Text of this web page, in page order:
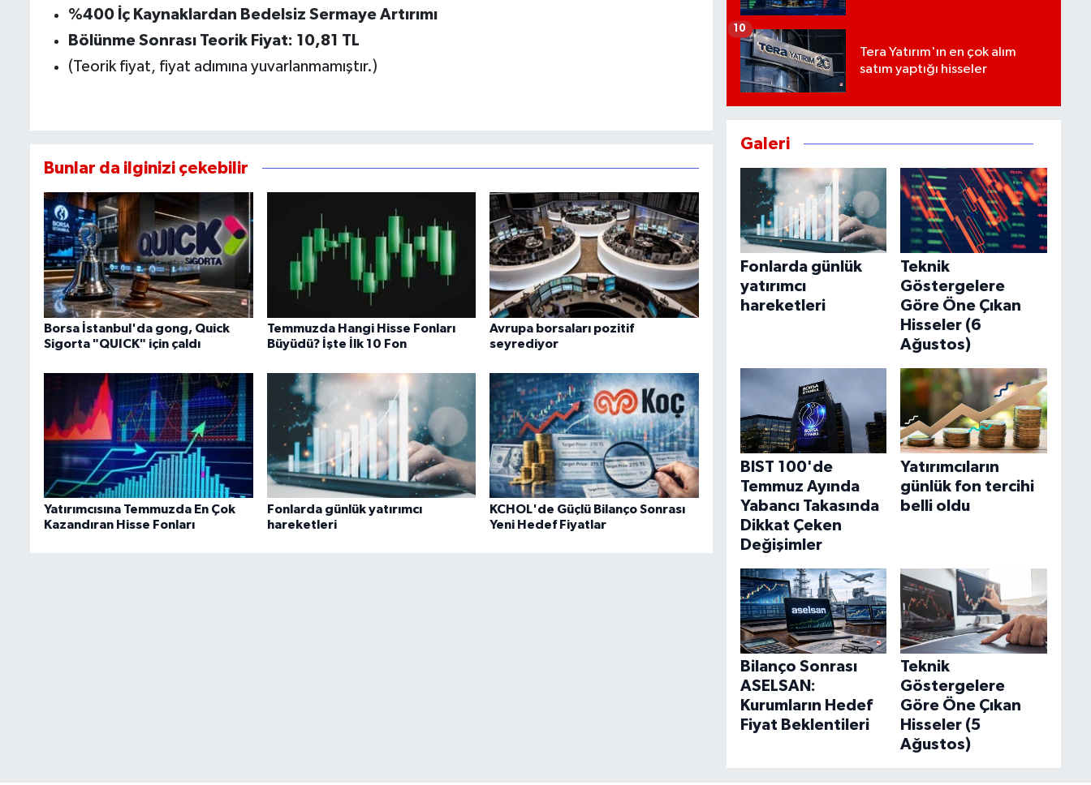
%400 İç Kaynaklardan Bedelsiz Sermaye Artırımı
Bölünme Sonrası Teorik Fiyat: 10,81 TL
(Teorik fiyat, fiyat adımına yuvarlanmamıştır.)
Bunlar da ilginizi çekebilir
Borsa İstanbul'da gong, Quick
Sigorta "QUICK" için çaldı
Temmuzda Hangi Hisse Fonları
Büyüdü? İşte İlk 10 Fon
Avrupa borsaları pozitif
seyrediyor
Yatırımcısına Temmuzda En Çok
Kazandıran Hisse Fonları
Fonlarda günlük yatırımcı
hareketleri
KCHOL'de Güçlü Bilanço Sonrası
Yeni Hedef Fiyatlar
Tera Yatırım'ın en çok alım
satım yaptığı hisseler
10
Galeri
Fonlarda günlük
yatırımcı
hareketleri
Teknik
Göstergelere
Göre Öne Çıkan
Hisseler (6
Ağustos)
BIST 100'de
Temmuz Ayında
Yabancı Takasında
Dikkat Çeken
Değişimler
Yatırımcıların
günlük fon tercihi
belli oldu
Bilanço Sonrası
ASELSAN:
Kurumların Hedef
Fiyat Beklentileri
Teknik
Göstergelere
Göre Öne Çıkan
Hisseler (5
Ağustos)